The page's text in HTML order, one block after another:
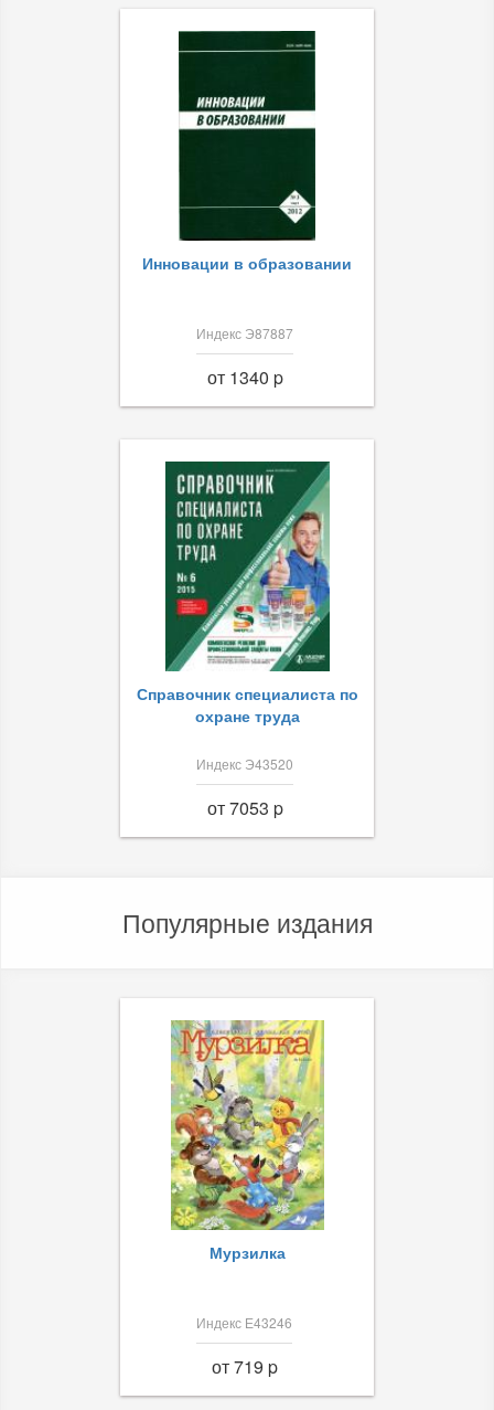
Инновации в образовании
Индекс Э87887
от 1340 p
Справочник специалиста по
охране труда
Индекс Э43520
от 7053 p
Популярные издания
Мурзилка
Индекс Е43246
от 719 p